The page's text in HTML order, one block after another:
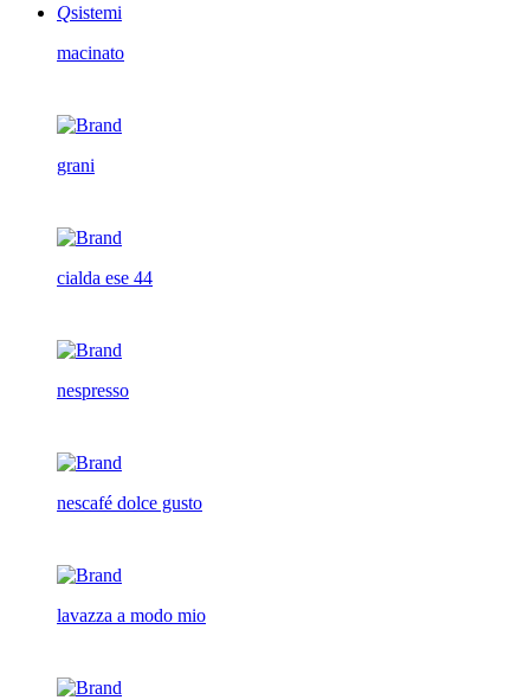
Qsistemi
macinato
grani
cialda ese 44
nespresso
nescafé dolce gusto
lavazza a modo mio